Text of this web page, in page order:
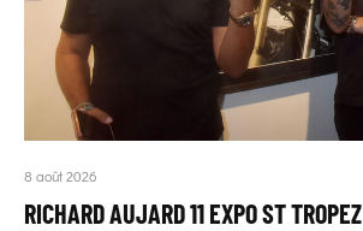
8 août 2026
RICHARD AUJARD 11 EXPO ST TROPEZ